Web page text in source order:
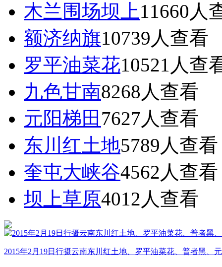
木兰围场坝上11660 人
额济纳旗10739 人查看
罗平油菜花10521 人查
九色甘南8268 人查看
元阳梯田 7627人查看
东川红土地5789 人查看
奎屯大峡谷4562 人查看
坝上草原4012 人查看
2015年2月19日行摄云南东川红土地、罗平油菜花、普者黑、